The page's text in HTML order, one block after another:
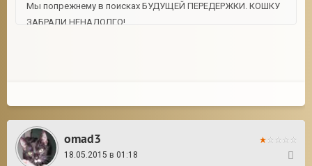
Мы попрежнему в поисках БУДУЩЕЙ ПЕРЕДЕРЖКИ. КОШКУ
ЗАБРАЛИ НЕНАДОЛГО!
omad3
18.05.2015 в 01:18